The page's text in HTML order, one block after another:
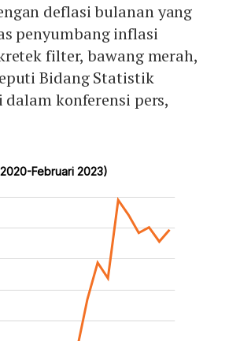
deflasi bulanan yang
penyumbang inflasi
filter, bawang merah,
Bidang Statistik
konferensi pers,